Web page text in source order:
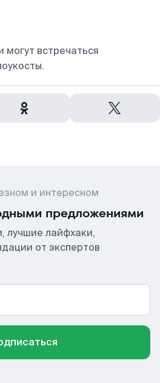
могут встречаться
и интересном
предложениями
лучшие лайфхаки,
от экспертов